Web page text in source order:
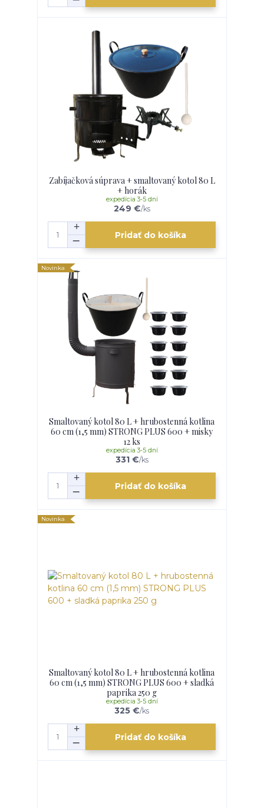
Zabíjačková súprava + smaltovaný kotol 80 L
+ horák
249 €/ks
expedícia 3-5 dní
Pridať do košíka
Novinka
Smaltovaný kotol 80 L + hrubostenná kotlina
60 cm (1,5 mm) STRONG PLUS 600 + misky
12 ks
331 €/ks
expedícia 3-5 dní
Pridať do košíka
Novinka
Smaltovaný kotol 80 L + hrubostenná kotlina
60 cm (1,5 mm) STRONG PLUS 600 + sladká
paprika 250 g
325 €/ks
expedícia 3-5 dní
Pridať do košíka